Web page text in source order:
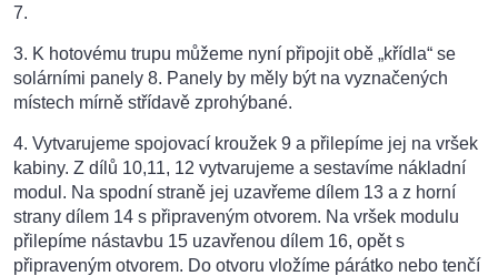
7.
3. K hotovému trupu můžeme nyní připojit obě „křídla“ se
solárními panely 8. Panely by měly být na vyznačených
místech mírně střídavě zprohýbané.
4. Vytvarujeme spojovací kroužek 9 a přilepíme jej na vršek
kabiny. Z dílů 10,11, 12 vytvarujeme a sestavíme nákladní
modul. Na spodní straně jej uzavřeme dílem 13 a z horní
strany dílem 14 s připraveným otvorem. Na vršek modulu
přilepíme nástavbu 15 uzavřenou dílem 16, opět s
připraveným otvorem. Do otvoru vložíme párátko nebo tenčí